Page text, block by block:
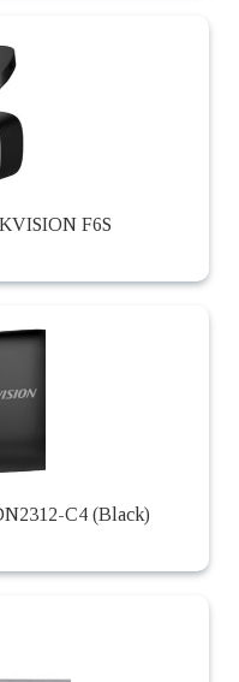
F6S
C4 (Black)